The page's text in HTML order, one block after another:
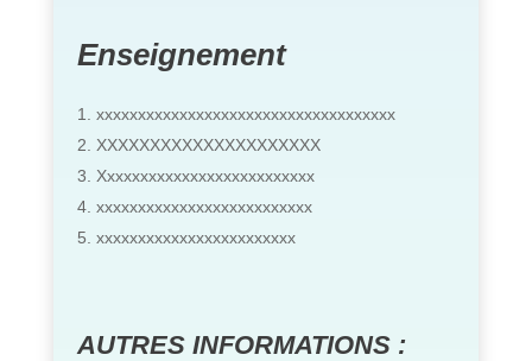
Enseignement
xxxxxxxxxxxxxxxxxxxxxxxxxxxxxxxxxxxx
XXXXXXXXXXXXXXXXXXXXX
Xxxxxxxxxxxxxxxxxxxxxxxxxx
xxxxxxxxxxxxxxxxxxxxxxxxxx
xxxxxxxxxxxxxxxxxxxxxxxx
AUTRES INFORMATIONS :